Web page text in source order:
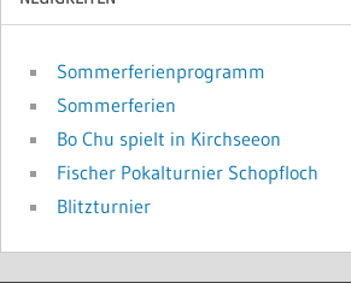
Sommerferienprogramm
Sommerferien
Bo Chu spielt in Kirchseeon
Fischer Pokalturnier Schopfloch
Blitzturnier